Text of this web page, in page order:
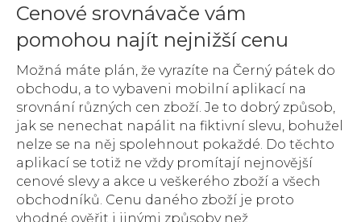
Cenové srovnávače vám
pomohou najít nejnižší cenu
Možná máte plán, že vyrazíte na Černý pátek do
obchodu, a to vybaveni mobilní aplikací na
srovnání různých cen zboží. Je to dobrý způsob,
jak se nenechat napálit na fiktivní slevu, bohužel
nelze se na něj spolehnout pokaždé. Do těchto
aplikací se totiž ne vždy promítají nejnovější
cenové slevy a akce u veškerého zboží a všech
obchodníků. Cenu daného zboží je proto
vhodné ověřit i jinými způsoby než